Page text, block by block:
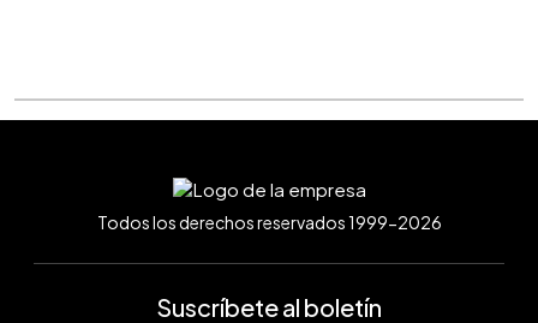
Todos los derechos reservados 1999-2026
Suscríbete al boletín